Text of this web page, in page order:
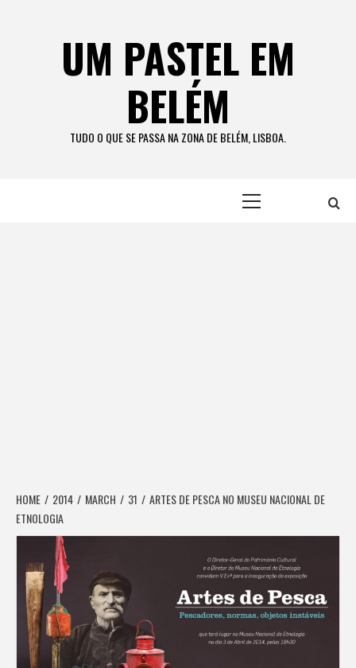
UM PASTEL EM
BELÉM
TUDO O QUE SE PASSA NA ZONA DE BELÉM, LISBOA.
HOME 2014 MARCH 31
ARTES DE PESCA NO MUSEU NACIONAL DE
ETNOLOGIA